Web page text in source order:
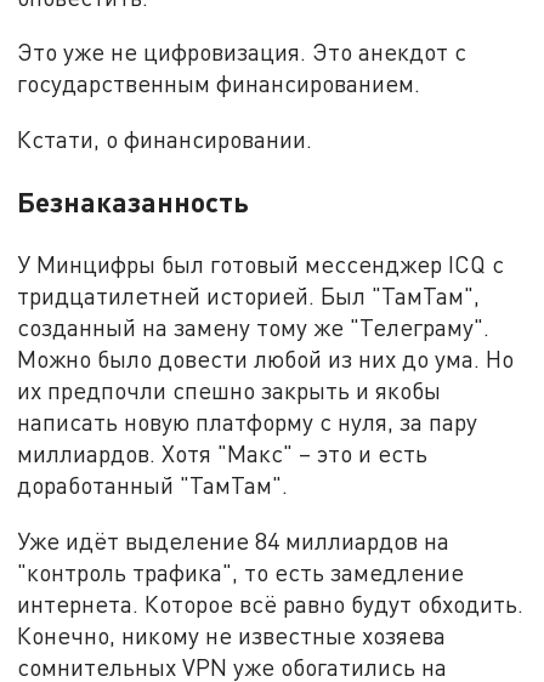
Это уже не цифровизация. Это анекдот с
государственным финансированием.
Кстати, о финансировании.
Безнаказанность
У Минцифры был готовый мессенджер ICQ с
тридцатилетней историей. Был "ТамТам",
созданный на замену тому же "Телеграму".
Можно было довести любой из них до ума. Но
их предпочли спешно закрыть и якобы
написать новую платформу с нуля, за пару
миллиардов. Хотя "Макс" – это и есть
доработанный "ТамТам".
Уже идёт выделение 84 миллиардов на
"контроль трафика", то есть замедление
интернета. Которое всё равно будут обходить.
Конечно, никому не известные хозяева
сомнительных VPN уже обогатились на